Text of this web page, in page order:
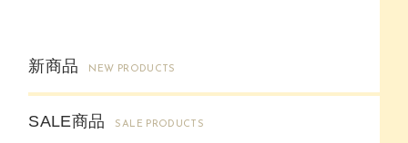
新商品 NEW PRODUCTS
SALE商品 SALE PRODUCTS